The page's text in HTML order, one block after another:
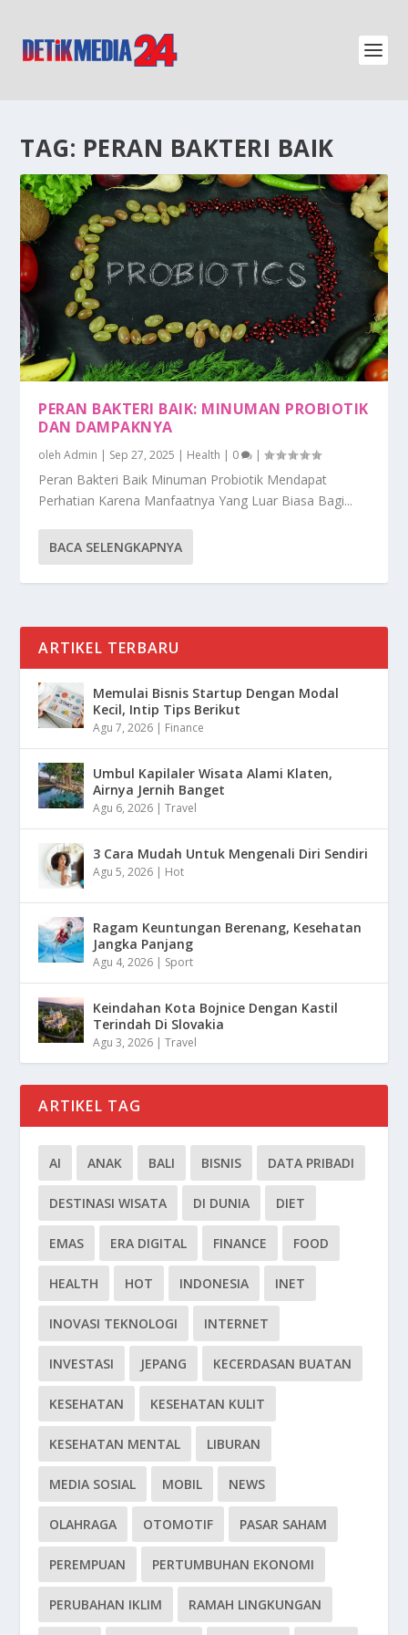
TAG: PERAN BAKTERI BAIK
PERAN BAKTERI BAIK: MINUMAN PROBIOTIK
DAN DAMPAKNYA
olehAdmin | Sep 27, 2025 | Health | 0 |
Peran Bakteri Baik Minuman Probiotik Mendapat
Perhatian Karena Manfaatnya Yang Luar Biasa Bagi...
BACA SELENGKAPNYA
ARTIKEL TERBARU
Memulai Bisnis Startup Dengan Modal
Kecil, Intip Tips Berikut
Agu 7, 2026 | Finance
Umbul Kapilaler Wisata Alami Klaten,
Airnya Jernih Banget
Agu 6, 2026 |Travel
3 Cara Mudah Untuk Mengenali Diri Sendiri
Agu 5, 2026 | Hot
Ragam Keuntungan Berenang, Kesehatan
Jangka Panjang
Agu 4, 2026 | Sport
Keindahan Kota Bojnice Dengan Kastil
Terindah Di Slovakia
Agu 3, 2026 |Travel
ARTIKEL TAG
AI ANAK BALI BISNIS DATA PRIBADI
DESTINASI WISATA DI DUNIA DIET
EMAS ERA DIGITAL FINANCE FOOD
HEALTH HOT INDONESIA INET
INOVASI TEKNOLOGI INTERNET
INVESTASI JEPANG KECERDASAN BUATAN
KESEHATAN KESEHATAN KULIT
KESEHATAN MENTAL LIBURAN
MEDIA SOSIAL MOBIL NEWS
OLAHRAGA OTOMOTIF PASAR SAHAM
PEREMPUAN PERTUMBUHAN EKONOMI
PERUBAHAN IKLIM RAMAH LINGKUNGAN